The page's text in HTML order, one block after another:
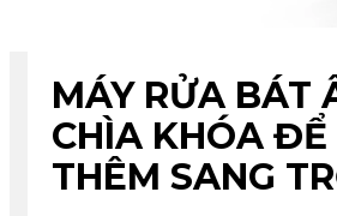
MÁY RỬA BÁT
CHÌA KHÓA ĐỂ
THÊM SANG